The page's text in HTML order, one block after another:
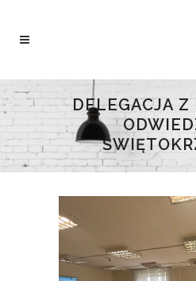
DELEGACJA Z